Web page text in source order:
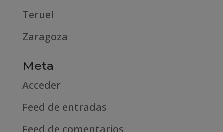
Teruel
Zaragoza
Meta
Acceder
Feed de entradas
Feed de comentarios